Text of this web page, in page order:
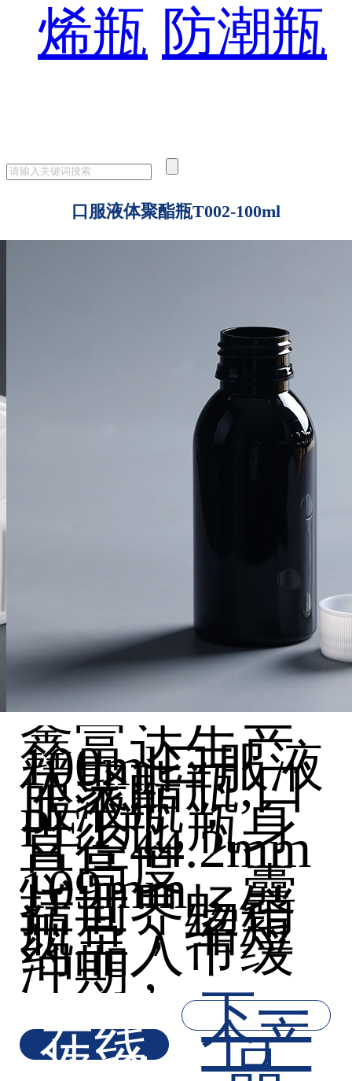
烯瓶 防潮瓶
口服液体聚酯瓶T002-100ml
鑫富达生产
100ml口服液
体聚酯瓶,口
服液瓶，
PET瓶,瓶身
直径44.2mm
总高度
109mm，囊
括世界畅销
瓶型，缩短
药品入市缓
冲期 ,
在线
下一
个产